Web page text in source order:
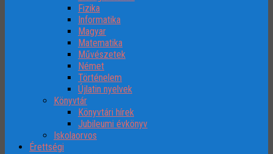
Fizika
Informatika
Magyar
Matematika
Művészetek
Német
Történelem
Újlatin nyelvek
Könyvtár
Könyvtári hírek
Jubileumi évkönyv
Iskolaorvos
Érettségi